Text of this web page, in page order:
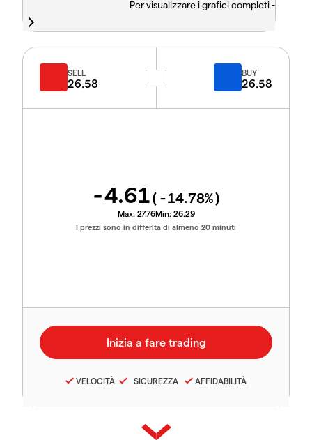
Per visualizzare i grafici completi -
SELL
26.58
BUY
26.58
-4.61( -14.78%)
Max: 27.76Min: 26.29
I prezzi sono in differita di almeno 20 minuti
VELOCITÀ SICUREZZA AFFIDABILITÀ